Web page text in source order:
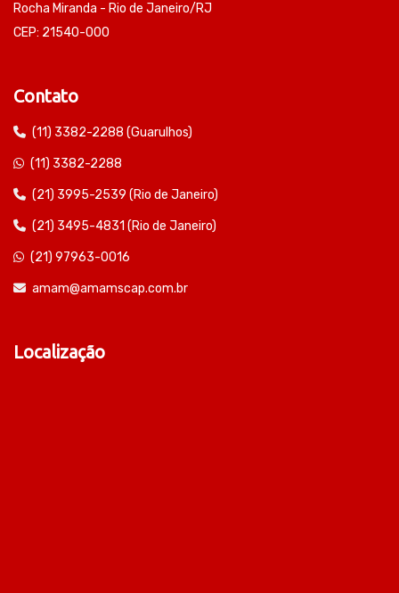
Rocha Miranda - Rio de Janeiro/RJ
CEP: 21540-000
Contato
(11) 3382-2288 (Guarulhos)
(11) 3382-2288
(21) 3995-2539 (Rio de Janeiro)
(21) 3495-4831 (Rio de Janeiro)
(21) 97963-0016
amam@amamscap.com.br
Localização